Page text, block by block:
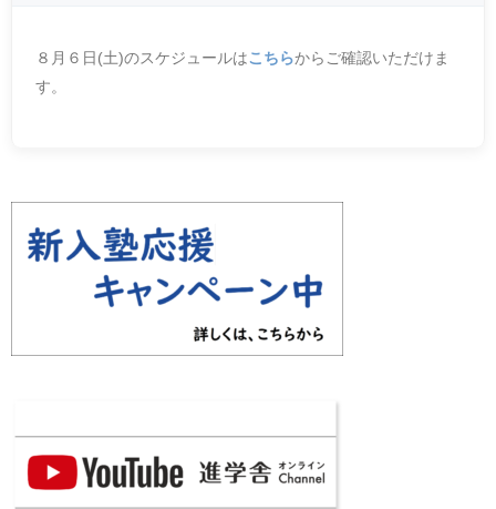
８月６日(土)のスケジュールはこちらからご確認いただけま
す。